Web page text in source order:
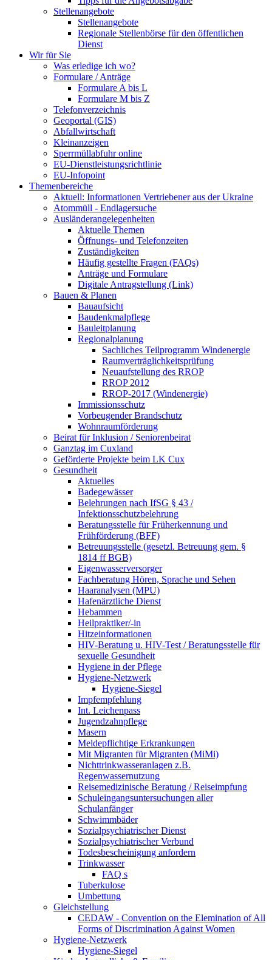
Stellenangebote
Stellenangebote
Regionale Stellenbörse für den öffentlichen
Dienst
Wir für Sie
Was erledige ich wo?
Formulare / Anträge
Formulare A bis L
Formulare M bis Z
Telefonverzeichnis
Geoportal (GIS)
Abfallwirtschaft
Kleinanzeigen
Sperrmüllabfuhr online
EU-Dienstleistungsrichtlinie
EU-Infopoint
Themenbereiche
Aktuell: Informationen Vertriebener aus der Ukraine
Atommüll - Endlagersuche
Ausländerangelegenheiten
Aktuelle Themen
Öffnungs- und Telefonzeiten
Zuständigkeiten
Häufig gestellte Fragen (FAQs)
Anträge und Formulare
Digitale Antragstellung (Link)
Bauen & Planen
Bauaufsicht
Baudenkmalpflege
Bauleitplanung
Regionalplanung
Sachliches Teilprogramm Windenergie
Raumverträglichkeitsprüfung
Neuaufstellung des RROP
RROP 2012
RROP-2017 (Windenergie)
Immissionsschutz
Vorbeugender Brandschutz
Wohnraumförderung
Beirat für Inklusion / Seniorenbeirat
Ganztag im Cuxland
Geförderte Projekte beim LK Cux
Gesundheit
Aktuelles
Badegewässer
Belehrungen nach IfSG § 43 /
Infektionsschutzbelehrung
Beratungsstelle für Früherkennung und
Frühförderung (BFF)
Betreuungsstelle (gesetzl. Betreuung gem. §
1814 ff BGB)
Eigenwasserversorger
Fachberatung Hören, Sprache und Sehen
Haaranalysen (MPU)
Hafenärztliche Dienst
Hebammen
Heilpraktiker/-in
Hitzeinformationen
HIV-Beratung u. HIV-Test / Beratungsstelle für
sexuelle Gesundheit
Hygiene in der Pflege
Hygiene-Netzwerk
Hygiene-Siegel
Impfempfehlung
Int. Leichenpass
Jugendzahnpflege
Masern
Meldepflichtige Erkrankungen
Mit Migranten für Migranten (MiMi)
Nichttrinkwasseranlagen z.B.
Regenwassernutzung
Reisemedizinische Beratung / Reiseimpfung
Schuleingangsuntersuchungen aller
Schulanfänger
Schwimmbäder
Sozialpsychiatrischer Dienst
Sozialpsychiatrischer Verbund
Todesbescheinigung anfordern
Trinkwasser
FAQ s
Tuberkulose
Umbettung
Gleichstellung
CEDAW - Convention on the Elemination of All
Forms of Discrimination Against Women
Hygiene-Netzwerk
Hygiene-Siegel